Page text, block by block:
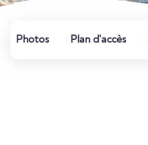
Photos Plan d'accès